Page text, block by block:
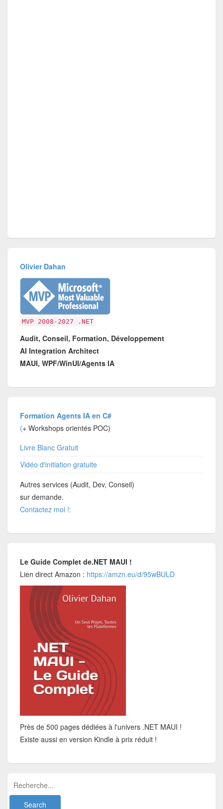
Olivier Dahan
MVP 2008-2027 .NET
Audit, Conseil, Formation, Développement
AI Integration Architect
MAUI, WPF/WinUI/Agents IA
Formation Agents IA en C#
(+ Workshops orientés POC)
Livre Blanc Gratuit
Vidéo d'initiation gratuite
Autres services (Audit, Dev, Conseil)
sur demande.
Contactez moi !:
Le Guide Complet de.NET MAUI !
Lien direct Amazon : https://amzn.eu/d/95wBULD
Près de 500 pages dédiées à l'univers .NET MAUI !
Existe aussi en version Kindle à prix réduit !